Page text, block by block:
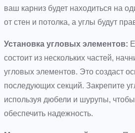
ваш карниз будет находиться на
от стен и потолка, а углы будут
Установка угловых элементов:
состоит из нескольких частей,
угловых элементов. Это создаст
последующих секций. Закрепите
используя дюбели и шурупы,
обеспечить надежность.